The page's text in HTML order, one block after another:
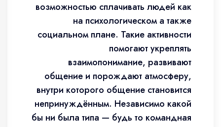
возможностью сплачивать людей как
на психологическом а также
социальном плане. Такие активности
помогают укреплять
взаимопонимание, развивают
общение и порождают атмосферу,
внутри которого общение становится
непринуждённым. Независимо какой
бы ни была типа — будь то командная